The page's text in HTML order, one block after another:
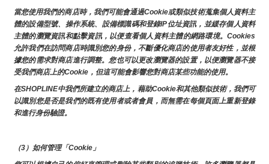
當您使用我們的商店時，我們可能會通過Cookie或類似技術蒐集個人資料主
體的設備型號、操作系統、設備標識碼和登錄IP位址資訊，並緩存個人資料
主體的瀏覽資訊和點擊資訊，以便查看個人資料主體的網路環境。Cookies
允許我們在訪問商店時識別您的身份，不斷優化商店的使用者友好性，並根
據您的需求對商店進行調整。您也可以更改瀏覽器的設置，以便瀏覽器不接
受我們商店上的Cookie，但這可能會影響您對商店某些功能的使用。
在SHOPLINE中我們所建立的商店上，藉助Cookie和其他類似技術，我們可
以識別您是否是我們的既有使用者或者會員，而無需在每個頁面上重新登錄
和進行身份驗證。
（3）如何管理「Cookie」